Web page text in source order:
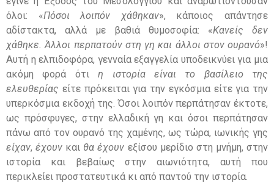
όλοι: «Πόσοι λοιπόν χάθηκαν», κάποιος απάντησε
αδίστακτα, αλλά με βαθιά θυμοσοφία: «Κανείς δεν
χάθηκε. Άλλοι περπατούν στη γη και άλλοι στον ουρανό»!
Αυτή η ελπιδοφόρα, γενναία εξαγγελία υποδεικνύει για μια
ακόμη φορά ότιη ιστορία είναι το βασίλειο της
ελευθερίας είτε πρόκειται για την εγκόσμια είτε για την
υπερκόσμια εκδοχή της. Όσοι λοιπόν περπάτησαν έκτοτε,
ως πρόσφυγες, στην ελλαδική γη και όσοι περπάτησαν
πάνω από τον ουρανό της χαμένης, ως τώρα, ιωνικής γης
είχαν,έχουν και θα έχουν εξίσου μερίδιο στη μνήμη, στην
ιστορία και βεβαίως στην αιωνιότητα, αυτή που
περικλείει προστατευτικά κι από παντού την ιστορία.